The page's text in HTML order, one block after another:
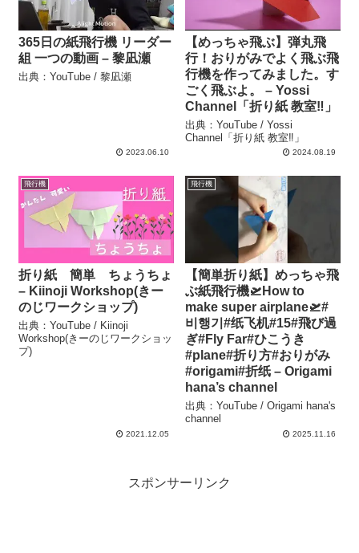
365日の紙飛行機 リーダー
組 一つの動画 – 黎凪瀬
出典：YouTube / 黎凪瀬
2023.06.10
【めっちゃ飛ぶ】弾丸飛
行！おりがみでよく飛ぶ飛
行機を作ってみました。す
ごく飛ぶよ。 – Yossi
Channel「折り紙 教室‼」
出典：YouTube / Yossi
Channel「折り紙 教室‼」
2024.08.19
飛行機
折り紙 簡単 ちょうちょ
– Kiinoji Workshop(きー
のじワークショップ)
出典：YouTube / Kiinoji
Workshop(きーのじワークショッ
プ)
2021.12.05
飛行機
【簡単折り紙】めっちゃ飛
ぶ紙飛行機🛫How to
make super airplane🛫#
비행기#纸飞机#15#飛び過
ぎ#Fly Far#ひこうき
#plane#折り方#おりがみ
#origami#折纸 – Origami
hana’s channel
出典：YouTube / Origami hana's
channel
2025.11.16
スポンサーリンク